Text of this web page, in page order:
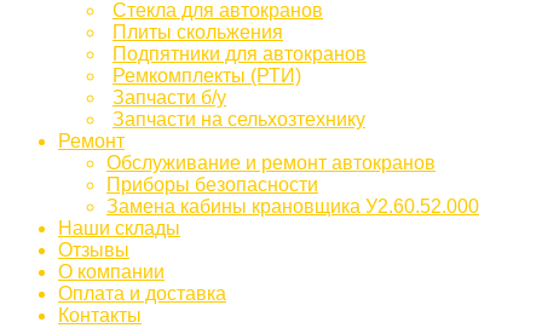
Стекла для автокранов
Плиты скольжения
Подпятники для автокранов
Ремкомплекты (РТИ)
Запчасти б/у
Запчасти на сельхозтехнику
Ремонт
Обслуживание и ремонт автокранов
Приборы безопасности
Замена кабины крановщика У2.60.52.000
Наши склады
Отзывы
О компании
Оплата и доставка
Контакты